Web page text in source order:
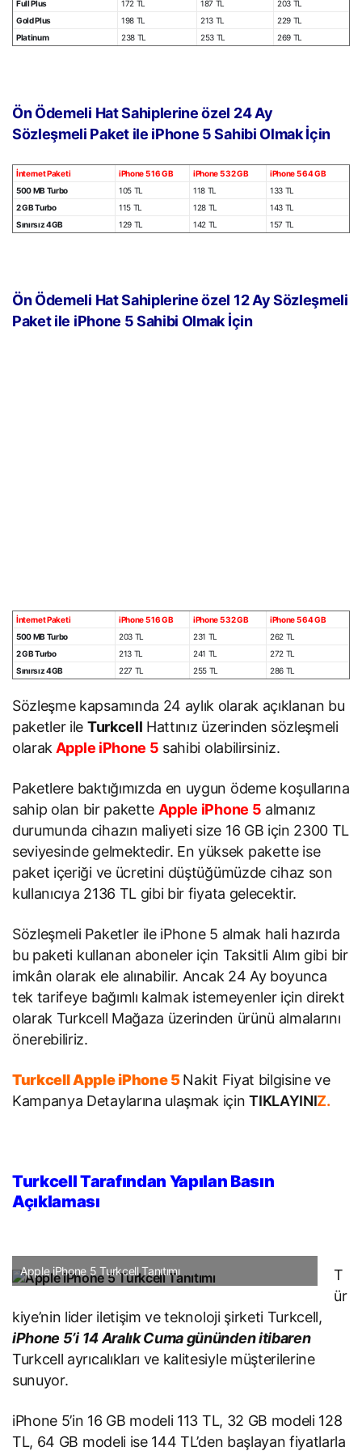
​Full Plus ​ 172 TL ​ 187 TL ​
203 TL
​Gold Plus
​198 TL ​213 TL
​229 TL
​Platinum ​
238 TL ​253 TL ​269 TL
Ön Ödemeli Hat Sahiplerine özel 24 Ay
Sözleşmeli Paket ile iPhone 5 Sahibi Olmak İçin
İnternet Paketi iPhone 5 16 GB​ iPhone 5 32 GB​
iPhone 5 64 GB​​
​500 MB Turbo
​105 TL ​ 118 TL
​133 TL
​2 GB Turbo
​115 TL ​128 TL
​143 TL
​Sınırsız 4GB
​129 TL ​142 TL 157 TL​
Ön Ödemeli Hat Sahiplerine özel 12 Ay Sözleşmeli
Paket ile iPhone 5 Sahibi Olmak İçin
İnternet Paketi iPhone 5 16 GB​​ iPhone 5 32 GB​
iPhone 5 64 GB​​
​500 MB Turbo
​203 TL ​231 TL ​
262 TL
​2 GB Turbo
​213 TL ​241 TL
​272 TL
​Sınırsız 4GB
​227 TL 255 TL 286 TL​
Sözleşme kapsamında 24 aylık olarak açıklanan bu
paketler ile Turkcell Hattınız üzerinden sözleşmeli
olarak Apple iPhone 5 sahibi olabilirsiniz.
Paketlere baktığımızda en uygun ödeme koşullarına
sahip olan bir pakette Apple iPhone 5 almanız
durumunda cihazın maliyeti size 16 GB için 2300 TL
seviyesinde gelmektedir. En yüksek pakette ise
paket içeriği ve ücretini düştüğümüzde cihaz son
kullanıcıya 2136 TL gibi bir fiyata gelecektir.
Sözleşmeli Paketler ile iPhone 5 almak hali hazırda
bu paketi kullanan aboneler için Taksitli Alım gibi bir
imkân olarak ele alınabilir. Ancak 24 Ay boyunca
tek tarifeye bağımlı kalmak istemeyenler için direkt
olarak Turkcell Mağaza üzerinden ürünü almalarını
önerebiliriz.
Turkcell Apple iPhone 5 Nakit Fiyat bilgisine ve
Kampanya Detaylarına ulaşmak içinTIKLAYINIZ.
Turkcell Tarafından Yapılan Basın
Açıklaması
Apple iPhone 5 Turkcell Tanıtımı
T
ür
kiye’nin lider iletişim ve teknoloji şirketi Turkcell,
iPhone 5’i 14 Aralık Cuma gününden itibaren
Turkcell ayrıcalıkları ve kalitesiyle müşterilerine
sunuyor.
iPhone 5’in 16 GB modeli 113 TL, 32 GB modeli 128
TL, 64 GB modeli ise 144 TL’den başlayan fiyatlarla